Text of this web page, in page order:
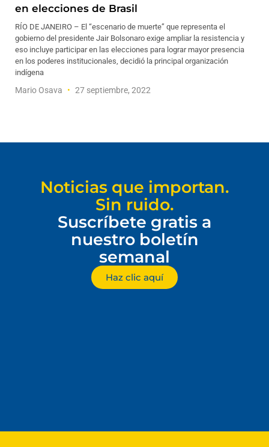
en elecciones de Brasil
RÍO DE JANEIRO – El “escenario de muerte” que representa el
gobierno del presidente Jair Bolsonaro exige ampliar la resistencia y
eso incluye participar en las elecciones para lograr mayor presencia
en los poderes institucionales, decidió la principal organización
indígena
Mario Osava 27 septiembre, 2022
Noticias que importan.
Sin ruido.
Suscríbete gratis a
nuestro boletín
semanal
Haz clic aquí